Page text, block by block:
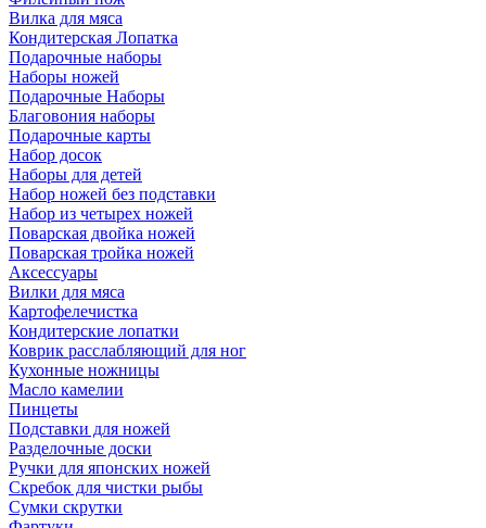
Вилка для мяса
Кондитерская Лопатка
Подарочные наборы
Наборы ножей
Подарочные Наборы
Благовония наборы
Подарочные карты
Набор досок
Наборы для детей
Набор ножей без подставки
Набор из четырех ножей
Поварская двойка ножей
Поварская тройка ножей
Аксессуары
Вилки для мяса
Картофелечистка
Кондитерские лопатки
Коврик расслабляющий для ног
Кухонные ножницы
Масло камелии
Пинцеты
Подставки для ножей
Разделочные доски
Ручки для японских ножей
Скребок для чистки рыбы
Сумки скрутки